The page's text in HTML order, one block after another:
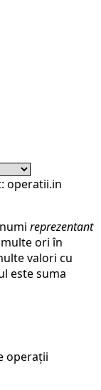
operatii.in
reprezentant
ori în
valori cu
este suma
operații